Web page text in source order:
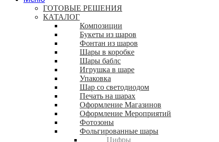
ГОТОВЫЕ РЕШЕНИЯ
КАТАЛОГ
Композиции
Букеты из шаров
Фонтан из шаров
Шары в коробке
Шары баблс
Игрушка в шаре
Упаковка
Шар со светодиодом
Печать на шарах
Оформление Магазинов
Оформление Мероприятий
Фотозоны
Фольгированные шары
Цифры